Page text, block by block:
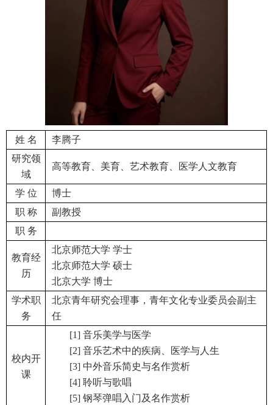
姓 名
李腾子
研究领
域
高等教育、美育、艺术教育、医学人文教育
学 位
博士
职 称
副教授
职 务
教育经
历
北京师范大学 学士
北京师范大学 硕士
北京大学 博士
学术职
务
北京青年研究会理事，青年文化专业委员会副主
任
校内开
课
[1] 音乐美学与医学
[2] 音乐艺术中的疾病、医学与人生
[3] 中外音乐简史与名作赏析
[4] 聆听与歌唱
[5] 钢琴弹唱入门及名作赏析